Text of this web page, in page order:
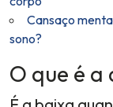
Cansaço
sono?
O que é